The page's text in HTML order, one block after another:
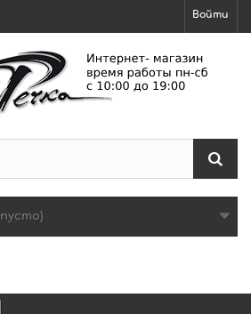
Войти